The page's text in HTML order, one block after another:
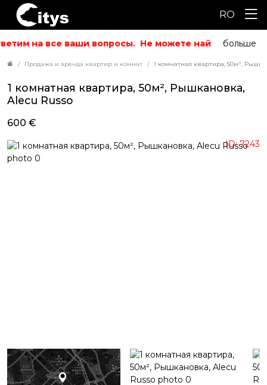
RO
на все ваши вопросы. Не можете найти то, что
больше
Продажа и аренда квартир и комнат 1 комнатная квартира, 50м²,
1 комнатная квартира, 50м², Рышкановка,
Alecu Russo
ID: 7243
600 €